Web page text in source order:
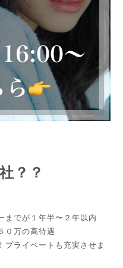
？？
までが１年半〜２年以内
０万の高待遇
プライベートも充実させま